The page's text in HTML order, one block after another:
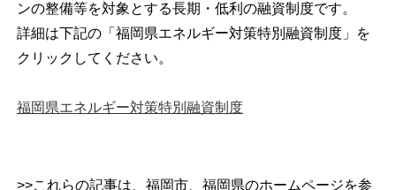
ンの整備等を対象とする長期・低利の融資制度です。
詳細は下記の「福岡県エネルギー対策特別融資制度」を
クリックしてください。
福岡県エネルギー対策特別融資制度
>>これらの記事は、福岡市、福岡県のホームページを参